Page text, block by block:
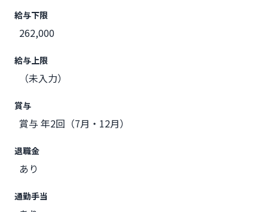
給与下限
262,000
給与上限
（未入力）
賞与
賞与 年2回（7月・12月）
退職金
あり
通勤手当